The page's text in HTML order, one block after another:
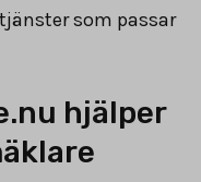
som passar
hjälper